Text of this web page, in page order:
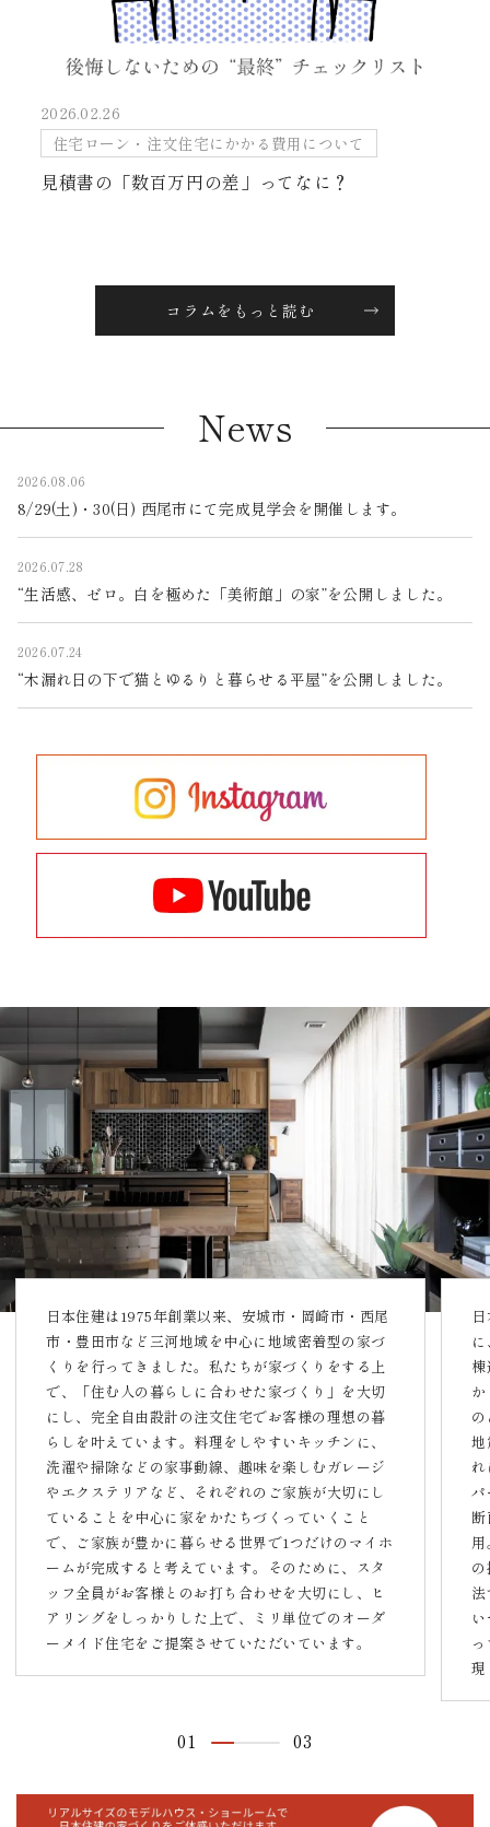
2026.02.26
住宅ローン・注文住宅にかかる費用について
見積書の「数百万円の差」ってなに？
コラムをもっと読む
News
2026.08.06
8/29(土)・30(日) 西尾市にて完成見学会を開催します。
2026.07.28
“生活感、ゼロ。白を極めた「美術館」の家”を公開しました。
2026.07.24
“木漏れ日の下で猫とゆるりと暮らせる平屋”を公開しました。
日本住建は1975年創業以来、安城市・岡崎市・西尾
市・豊田市など三河地域を中心に地域密着型の家づ
くりを行ってきました。私たちが家づくりをする上
で、「住む人の暮らしに合わせた家づくり」を大切
にし、完全自由設計の注文住宅でお客様の理想の暮
らしを叶えています。料理をしやすいキッチンに、
洗濯や掃除などの家事動線、趣味を楽しむガレージ
やエクステリアなど、それぞれのご家族が大切にし
ていることを中心に家をかたちづくっていくこと
で、ご家族が豊かに暮らせる世界で1つだけのマイホ
ームが完成すると考えています。そのために、スタ
ッフ全員がお客様とのお打ち合わせを大切にし、ヒ
アリングをしっかりした上で、ミリ単位でのオーダ
ーメイド住宅をご提案させていただいています。
地
現
01 03